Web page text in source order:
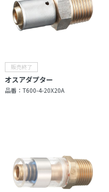
オスアダプター
品番：T600-4-20X20A